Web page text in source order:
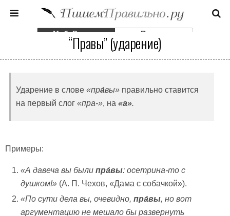
Моб. Версия Полная
“Правы” (ударение)
Ударение в слове «пра́вы» правильно ставится
на первый слог «пра-», на «а».
Примеры:
«А давеча вы былипра́вы: осетрина-то с
душком!» (А. П. Чехов, «Дама с собачкой»).
«По сути дела вы, очевидно,пра́вы, но вот
аргументацию не мешало бы развернуть